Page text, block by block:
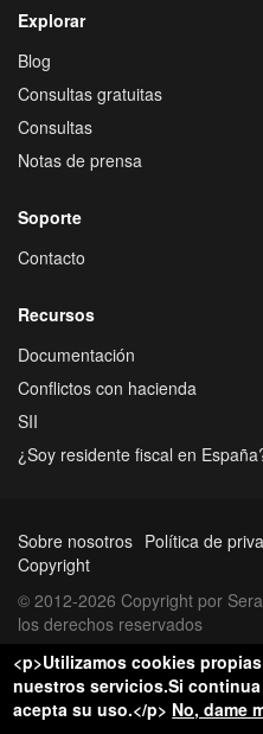
Explorar
Blog
Consultas gratuitas
Consultas
Notas de prensa
Soporte
Contacto
Recursos
Documentación
Conflictos con hacienda
SII
¿Soy residente fiscal en
Sobre nosotros Política de
Copyright
© 2012-2026 Copyright por
los derechos reservados
<p>Utilizamos cookies
nuestros servicios.Si
acepta su uso.</p> No, dame